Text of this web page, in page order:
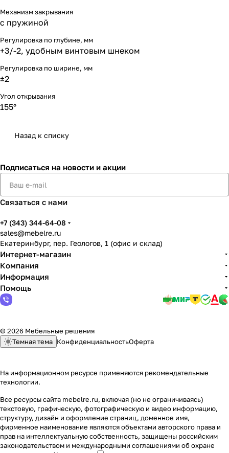
Механизм закрывания
с пружиной
Регулировка по глубине, мм
+3/-2, удобным винтовым шнеком
Регулировка по ширине, мм
±2
Угол открывания
155°
Назад к списку
Подписаться на новости и акции
Связаться с нами
+7 (343) 344-64-08
sales@mebelre.ru
Екатеринбург, пер. Геологов, 1 (офис и склад)
Интернет-магазин
Компания
Информация
Помощь
© 2026 Мебельные решения
Темная тема КонфиденциальностьОферта
На информационном ресурсе применяются рекомендательные
технологии.
Все ресурсы сайта mebelre.ru, включая (но не ограничиваясь)
текстовую, графическую, фотографическую и видео информацию,
структуру, дизайн и оформление страниц, доменное имя,
фирменное наименование являются объектами авторского права и
прав на интеллектуальную собственность, защищены российским
законодательством и международными соглашениями об охране